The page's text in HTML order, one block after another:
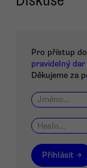
Pro přístup
pravidelný
Děkujeme za
Přihlásit →